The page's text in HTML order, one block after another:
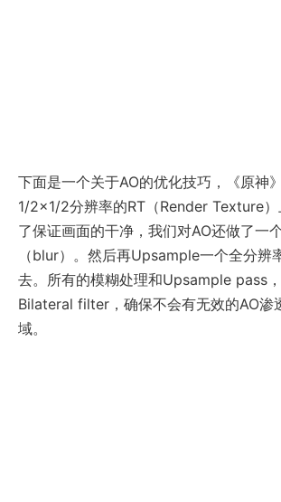
下面是一个关于AO的优化技巧，《原神
1/2×1/2分辨率的RT（Render Texture
了保证画面的干净，我们对AO还做了一
（blur）。然后再Upsample一个全分辨
去。所有的模糊处理和Upsample pass
Bilateral filter，确保不会有无效的AO渗
域。